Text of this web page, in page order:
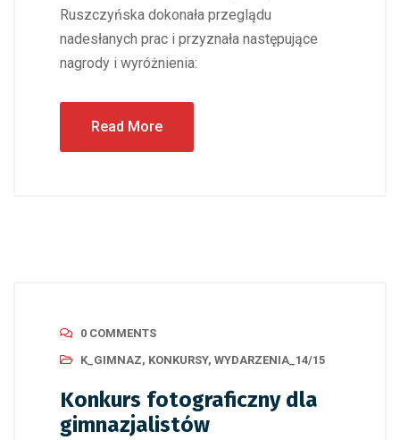
Ruszczyńska dokonała przeglądu
nadesłanych prac i przyznała następujące
nagrody i wyróżnienia:
Read More
0 COMMENTS
K_GIMNAZ, KONKURSY, WYDARZENIA_14/15
Konkurs fotograficzny dla
gimnazjalistów